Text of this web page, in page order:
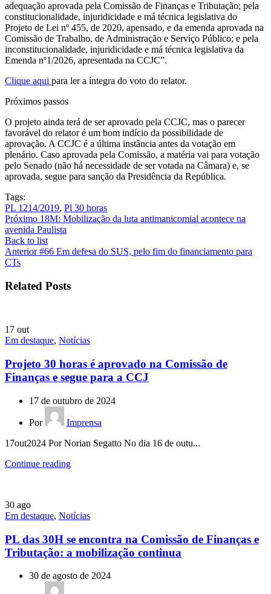
adequação aprovada pela Comissão de Finanças e Tributação; pela
constitucionalidade, injuridicidade e má técnica legislativa do
Projeto de Lei nº 455, de 2020, apensado, e da emenda aprovada na
Comissão de Trabalho, de Administração e Serviço Público; e pela
inconstitucionalidade, injuridicidade e má técnica legislativa da
Emenda nº1/2026, apresentada na CCJC”.
Clique aqui para ler a íntegra do voto do relator.
Próximos passos
O projeto ainda terá de ser aprovado pela CCJC, mas o parecer
favorável do relator é um bom indício da possibilidade de
aprovação. A CCJC é a última instância antes da votação em
plenário. Caso aprovada pela Comissão, a matéria vai para votação
pelo Senado (não há necessidade de ser votada na Câmara) e, se
aprovada, segue para sanção da Presidência da República.
Tags:
PL 1214/2019, Pl 30 horas
Próximo 18M: Mobilização da luta antimanicomial acontece na
avenida Paulista
Back to list
Anterior #66 Em defesa do SUS, pelo fim do financiamento para
CTs
Related Posts
17 out
Em destaque, Notícias
Projeto 30 horas é aprovado na Comissão de
Finanças e segue para a CCJ
17 de outubro de 2024
Por
Imprensa
17out2024 Por Norian Segatto No dia 16 de outu...
Continue reading
30 ago
Em destaque, Notícias
PL das 30H se encontra na Comissão de Finanças e
Tributação: a mobilização continua
30 de agosto de 2024